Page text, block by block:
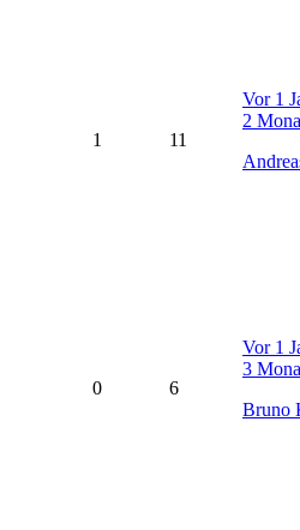
1 11
Vor 1
2
0 6
Vor 1
3
Bruno